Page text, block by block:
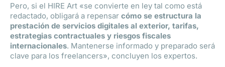
Pero, si el HIRE Art «se convierte en ley tal como está
redactado, obligará a repensar cómo se estructura la
prestación de servicios digitales al exterior, tarifas,
estrategias contractuales y riesgos fiscales
internacionales. Mantenerse informado y preparado será
clave para los freelancers», concluyen los expertos.